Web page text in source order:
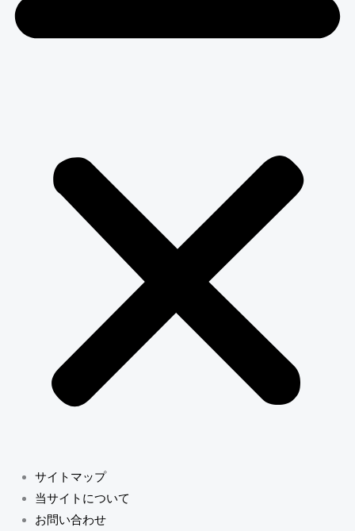
サイトマップ
当サイトについて
お問い合わせ